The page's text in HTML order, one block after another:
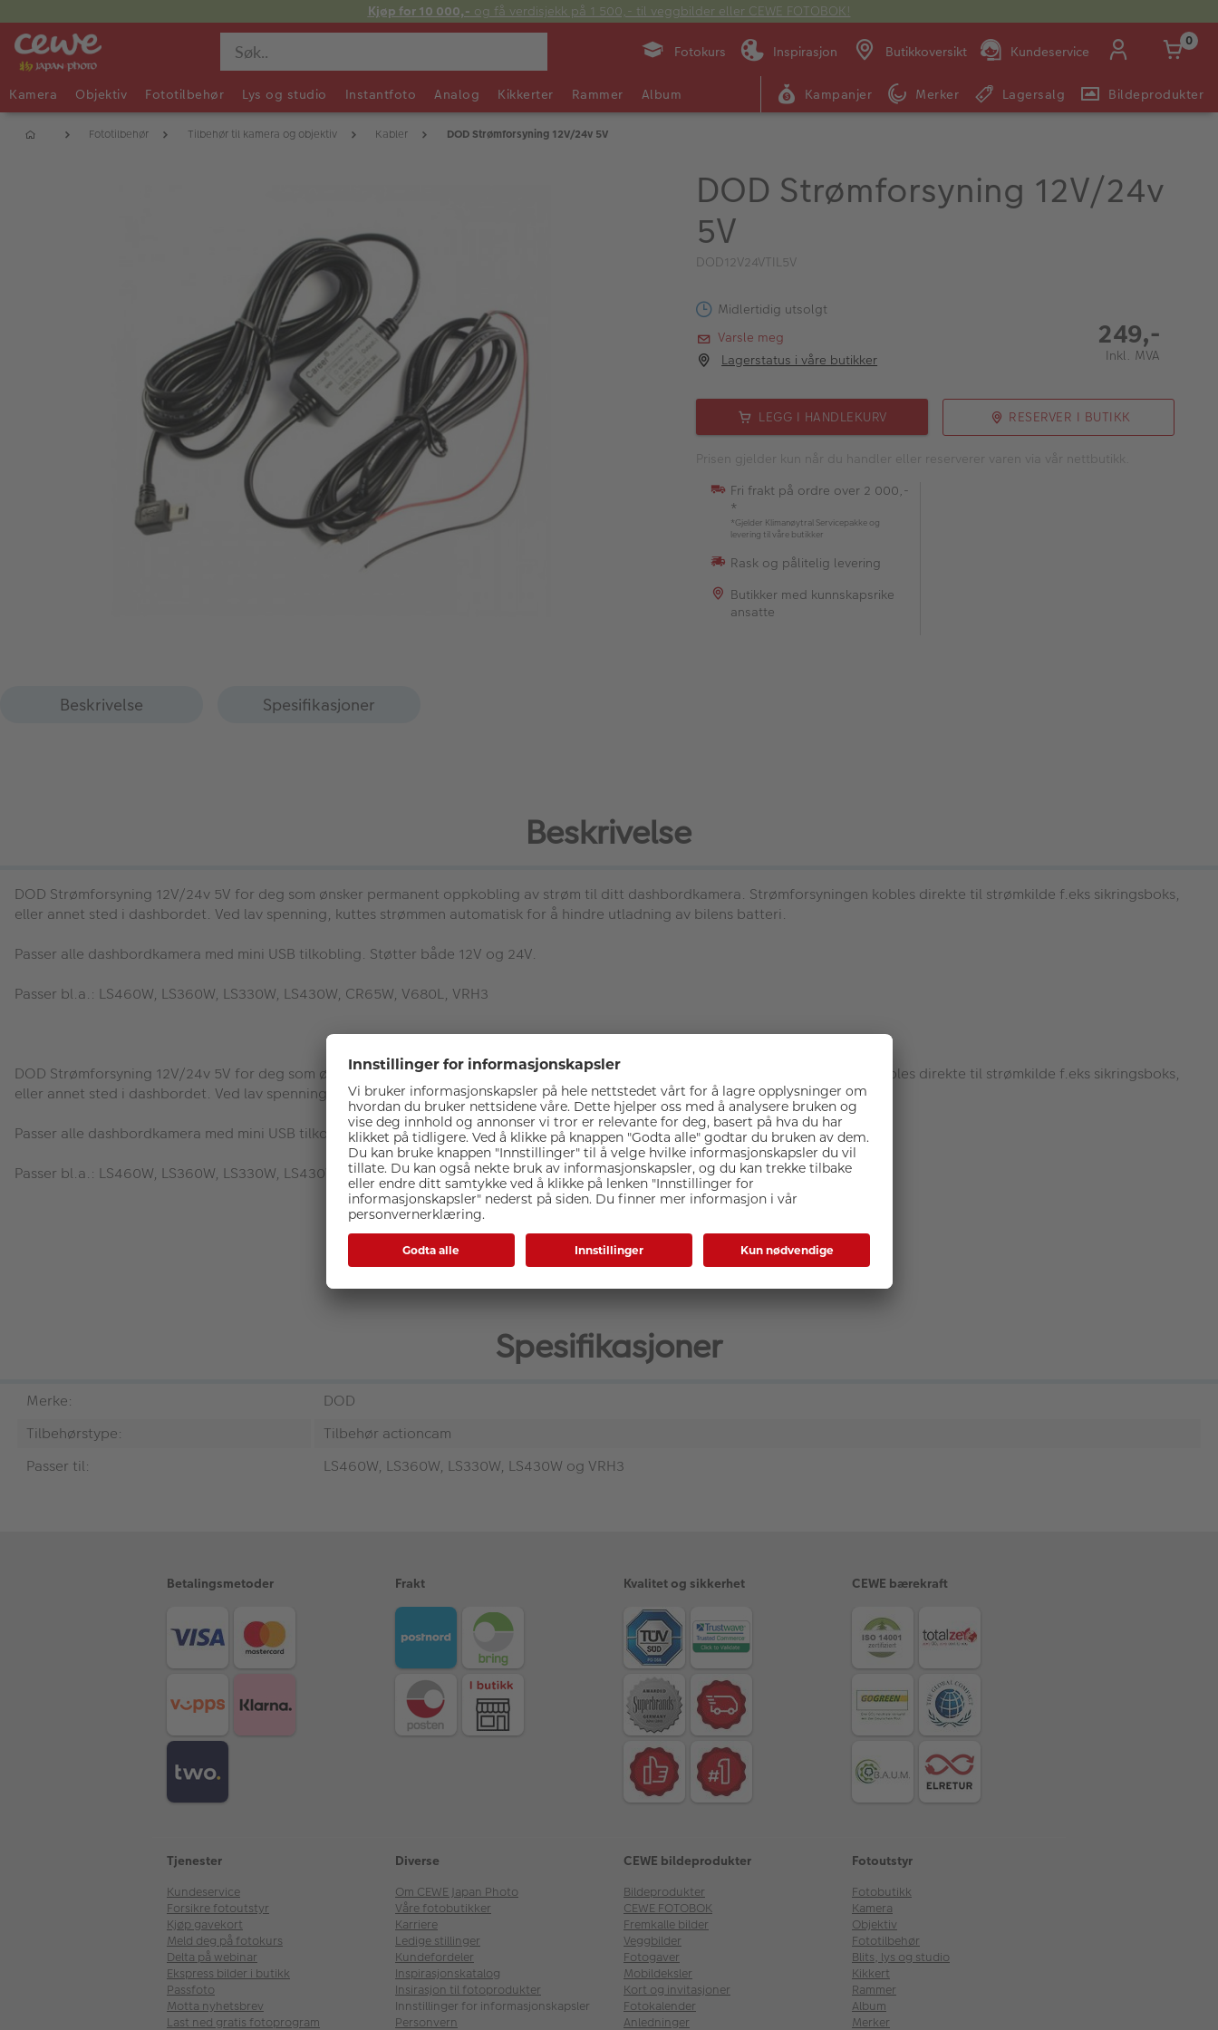
Kjøp for 10 000,- og få verdisjekk på 1 500,- til veggbilder eller CEWE FOTOBOK!
Fotokurs Inspirasjon Butikkoversikt Kundeservice
Man -
09:00 -
14:00 -
0
Kamera Objektiv Fototilbehør Lys og studio Instantfoto Analog Kikkerter Rammer Album Kampanjer Merker Lagersalg Bildeprodukter
Fototilbehør Tilbehør til kamera og objektiv Kabler DOD Strømforsyning 12V/24v 5V
DOD Strømforsyning 12V/24v
5V
DOD12V24VTIL5V
Midlertidig utsolgt
Varsle meg
Lagerstatus i våre butikker
249,-
Inkl. MVA
LEGG I HANDLEKURV RESERVER I BUTIKK
Prisen gjelder kun når du handler eller reserverer varen via vår nettbutikk.
Fri frakt på ordre over 2 000,-
*
*Gjelder Klimanøytral Servicepakke og
levering til våre butikker
Rask og pålitelig levering
Butikker med kunnskapsrike
ansatte
Beskrivelse Spesifikasjoner
Beskrivelse
DOD Strømforsyning 12V/24v 5V for deg som ønsker permanent oppkobling av strøm til ditt dashbordkamera. Strømforsyningen kobles direkte til strømkilde f.eks sikringsboks,
eller annet sted i dashbordet. Ved lav spenning, kuttes strømmen automatisk for å hindre utladning av bilens batteri.
Passer alle dashbordkamera med mini USB tilkobling. Støtter både 12V og 24V.
Passer bl.a.: LS460W, LS360W, LS330W, LS430W, CR65W, V680L, VRH3
DOD Strømforsyning 12V/24v 5V for deg som ønsker permanent oppkobling av strøm til ditt dashbordkamera. Strømforsyningen kobles direkte til strømkilde f.eks sikringsboks,
eller annet sted i dashbordet. Ved lav spenning, kuttes strømmen automatisk for å hindre utladning av bilens batteri.
Passer alle dashbordkamera med mini USB tilkobling. Støtter både 12V og 24V.
Passer bl.a.: LS460W, LS360W, LS330W, LS430W, CR65W, V680L, VRH3
Spesifikasjoner
Merke:
DOD
Tilbehørstype:
Tilbehør actioncam
Passer til:
LS460W, LS360W, LS330W, LS430W og VRH3
Betalingsmetoder Frakt Kvalitet og sikkerhet CEWE bærekraft
Tjenester
Kundeservice
Forsikre fotoutstyr
Kjøp gavekort
Meld deg på fotokurs
Delta på webinar
Ekspress bilder i butikk
Passfoto
Motta nyhetsbrev
Last ned gratis fotoprogram
Diverse
Om CEWE Japan Photo
Våre fotobutikker
Karriere
Ledige stillinger
Kundefordeler
Inspirasjonskatalog
Insirasjon til fotoprodukter
Innstillinger for informasjonskapsler
Personvern
CEWE bildeprodukter
Bildeprodukter
CEWE FOTOBOK
Fremkalle bilder
Veggbilder
Fotogaver
Mobildeksler
Kort og invitasjoner
Fotokalender
Anledninger
Fotoutstyr
Fotobutikk
Kamera
Objektiv
Fototilbehør
Blits, lys og studio
Kikkert
Rammer
Album
Merker